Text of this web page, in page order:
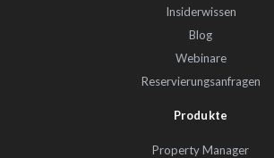
Insiderwissen
Blog
Webinare
Reservierungsanfragen
Produkte
Property Manager